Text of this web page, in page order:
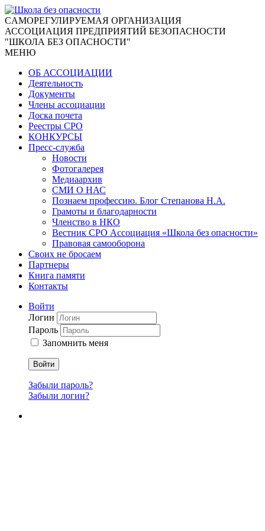
CАМОРЕГУЛИРУЕМАЯ ОРГАНИЗАЦИЯ
АССОЦИАЦИЯ ПРЕДПРИЯТИЙ БЕЗОПАСНОСТИ
"ШКОЛА БЕЗ ОПАСНОСТИ"
МЕНЮ
ОБ АССОЦИАЦИИ
Деятельность
Документы
Члены ассоциации
Доска почета
Реестры СРО
КОНКУРСЫ
Пресс-служба
Новости
Фотогалерея
Медиаархив
СМИ О НАС
Познаем профессию. Блог Степанова Н.А.
Грамоты и благодарности
Членство в НКО
Вестник СРО Ассоциация «Школа без опасности»
Правовая самооборона
Своих не бросаем
Партнеры
Книга памяти
Контакты
Войти
Логин
Пароль
Запомнить меня
Войти
Забыли пароль?
Забыли логин?